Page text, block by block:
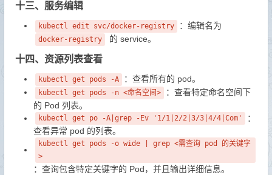
十三、服务编辑
kubectl edit svc/docker-registry ：编辑名为
docker-registry 的 service。
十四、资源列表查看
kubectl get pods -A ：查看所有的 pod。
kubectl get pods -n <命名空间>
：查看特定命名空间下
的 Pod 列表。
kubectl get po -A|grep -Ev '1/1|2/2|3/3|4/4|Com'
：
查看异常 pod 的列表。
kubectl get pods -o wide | grep <需查询 pod 的关键字
>
：查询包含特定关键字的 Pod，并且输出详细信息。